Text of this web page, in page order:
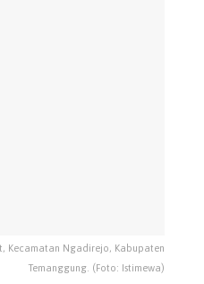
Kecamatan Ngadirejo, Kabupaten
Temanggung. (Foto: Istimewa)